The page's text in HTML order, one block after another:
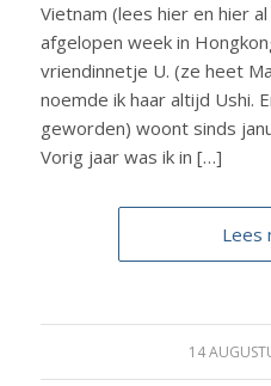
Vietnam (lees hier en hier
afgelopen week in
vriendinnetje U. (ze heet
noemde ik haar altijd Ushi.
geworden) woont sinds
Vorig jaar was ik in […]
Lees
14 /